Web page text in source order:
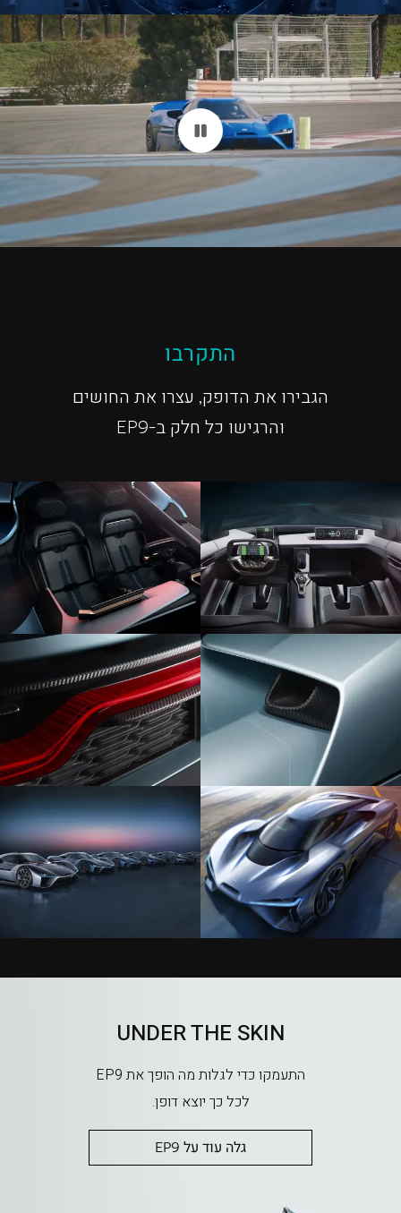
התקרבו
הגבירו את הדופק, עצרו את החושים
והרגישו כל חלק ב-EP9
UNDER THE SKIN
התעמקו כדי לגלות מה הופך את EP9
לכל כך יוצא דופן.
גלה עוד על EP9